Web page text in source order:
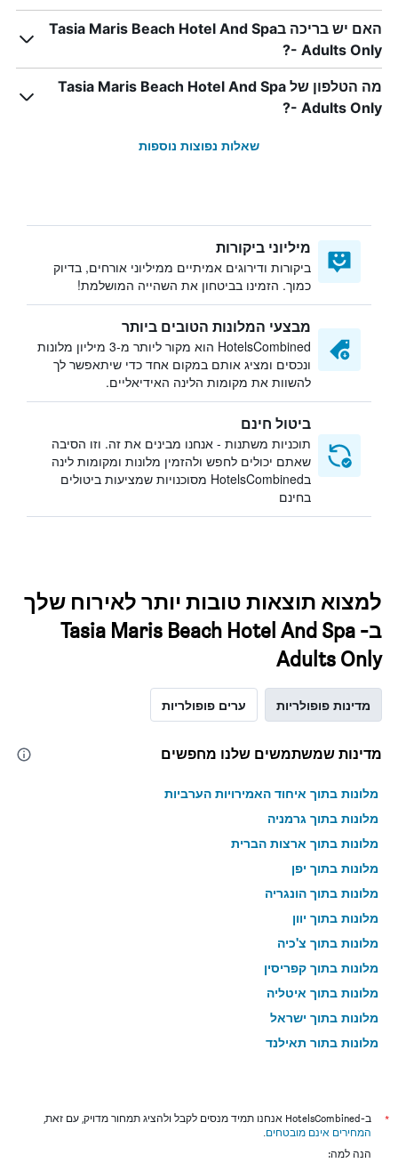
האם יש בריכה בTasia Maris Beach Hotel And Spa
- Adults Only?
מה הטלפון של Tasia Maris Beach Hotel And Spa
- Adults Only?
שאלות נפוצות נוספות
מיליוני ביקורות
ביקורות ודירוגים אמיתיים ממיליוני אורחים, בדיוק
כמוך. הזמינו בביטחון את השהייה המושלמת!
מבצעי המלונות הטובים ביותר
HotelsCombined הוא מקור ליותר מ-3 מיליון מלונות
ונכסים ומציג אותם במקום אחד כדי שיתאפשר לך
להשוות את מקומות הלינה האידיאליים.
ביטול חינם
תוכניות משתנות - אנחנו מבינים את זה. וזו הסיבה
שאתם יכולים לחפש ולהזמין מלונות ומקומות לינה
בHotelsCombined מסוכנויות שמציעות ביטולים
בחינם
למצוא תוצאות טובות יותר לאירוח שלך
בTasia Maris Beach Hotel And Spa -
Adults Only
מדינות פופולריות ערים פופולריות
מדינות שמשתמשים שלנו מחפשים
מלונות בתוך איחוד האמירויות הערביות
מלונות בתוך גרמניה
מלונות בתוך ארצות הברית
מלונות בתוך יפן
מלונות בתוך הונגריה
מלונות בתוך יוון
מלונות בתוך צ'כיה
מלונות בתוך קפריסין
מלונות בתוך איטליה
מלונות בתוך ישראל
מלונות בתוך תאילנד
*
ב-HotelsCombined אנחנו תמיד מנסים לקבל ולהציג תמחור מדויק, עם זאת,
המחירים אינם מובטחים.
הנה למה: